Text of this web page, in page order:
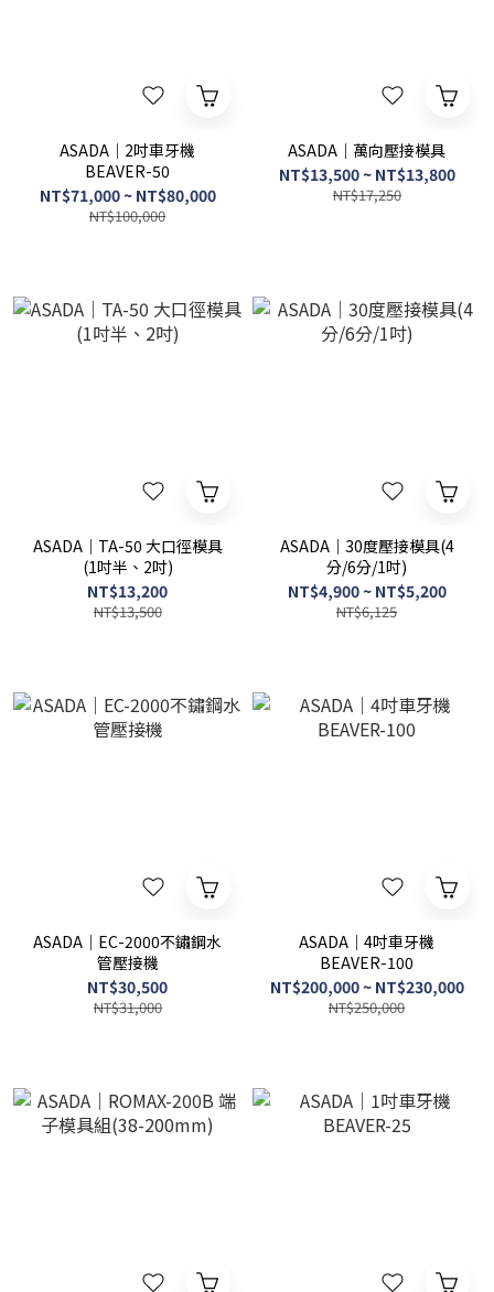
ASADA｜2吋車牙機
BEAVER-50
NT$71,000 ~ NT$80,000
NT$100,000
ASADA｜萬向壓接模具
NT$13,500 ~ NT$13,800
NT$17,250
ASADA｜TA-50 大口徑模具
(1吋半、2吋)
NT$13,200
NT$13,500
ASADA｜30度壓接模具(4
分/6分/1吋)
NT$4,900 ~ NT$5,200
NT$6,125
ASADA｜EC-2000不鏽鋼水
管壓接機
NT$30,500
NT$31,000
ASADA｜4吋車牙機
BEAVER-100
NT$200,000 ~ NT$230,000
NT$250,000